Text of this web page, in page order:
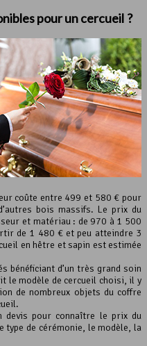
pour un cercueil ?
coûte entre 499 et 580 € pour
bois massifs. Le prix du
et matériau : de 970 à 1 500
de 1 480 € et peu atteindre 3
en hêtre et sapin est estimée
bénéficiant d’un très grand soin
le modèle de cercueil choisi, il y
de nombreux objets du coffre
devis pour connaître le prix du
type de cérémonie, le modèle, la